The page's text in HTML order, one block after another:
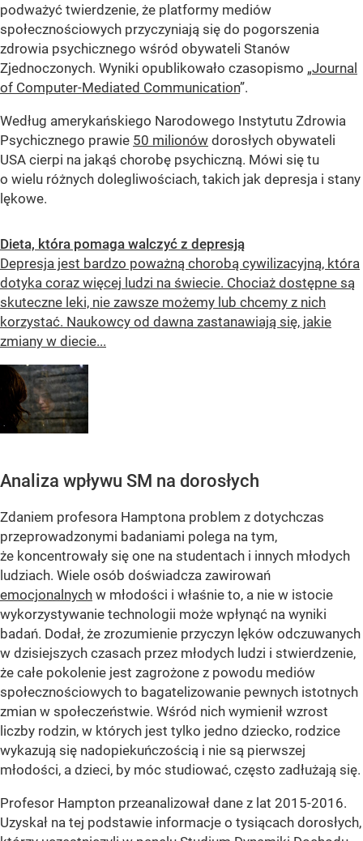
podważyć twierdzenie, że platformy mediów
społecznościowych przyczyniają się do pogorszenia
zdrowia psychicznego wśród obywateli Stanów
Zjednoczonych. Wyniki opublikowało czasopismo „Journal
of Computer-Mediated Communication”.
Według amerykańskiego Narodowego Instytutu Zdrowia
Psychicznego prawie 50 milionów dorosłych obywateli
USA cierpi na jakąś chorobę psychiczną. Mówi się tu
o wielu różnych dolegliwościach, takich jak depresja i stany
lękowe.
Dieta, która pomaga walczyć z depresją
Depresja jest bardzo poważną chorobą cywilizacyjną, która
dotyka coraz więcej ludzi na świecie. Chociaż dostępne są
skuteczne leki, nie zawsze możemy lub chcemy z nich
korzystać. Naukowcy od dawna zastanawiają się, jakie
zmiany w diecie...
Analiza wpływu SM na dorosłych
Zdaniem profesora Hamptona problem z dotychczas
przeprowadzonymi badaniami polega na tym,
że koncentrowały się one na studentach i innych młodych
ludziach. Wiele osób doświadcza zawirowań
emocjonalnych w młodości i właśnie to, a nie w istocie
wykorzystywanie technologii może wpłynąć na wyniki
badań. Dodał, że zrozumienie przyczyn lęków odczuwanych
w dzisiejszych czasach przez młodych ludzi i stwierdzenie,
że całe pokolenie jest zagrożone z powodu mediów
społecznościowych to bagatelizowanie pewnych istotnych
zmian w społeczeństwie. Wśród nich wymienił wzrost
liczby rodzin, w których jest tylko jedno dziecko, rodzice
wykazują się nadopiekuńczością i nie są pierwszej
młodości, a dzieci, by móc studiować, często zadłużają się.
Profesor Hampton przeanalizował dane z lat 2015-2016.
Uzyskał na tej podstawie informacje o tysiącach dorosłych,